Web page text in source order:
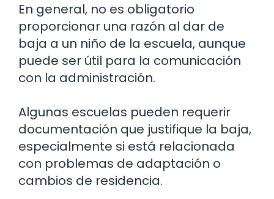
En general, no es obligatorio
proporcionar una razón al dar de
baja a un niño de la escuela, aunque
puede ser útil para la comunicación
con la administración.
Algunas escuelas pueden requerir
documentación que justifique la baja,
especialmente si está relacionada
con problemas de adaptación o
cambios de residencia.